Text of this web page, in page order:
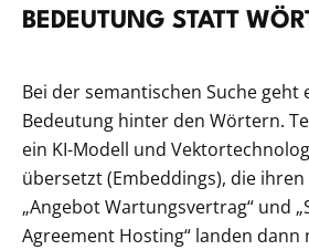
BEDEUTUNG STATT
Bei der semantischen Suche geht
Bedeutung hinter den Wörtern.
ein KI-Modell und
übersetzt (Embeddings), die
„Angebot Wartungsvertrag“ und
Agreement Hosting“ landen dann